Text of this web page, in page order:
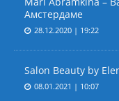
Амстердаме
28.12.2020 | 19:22
Salon Beauty by
08.01.2021 | 10:07